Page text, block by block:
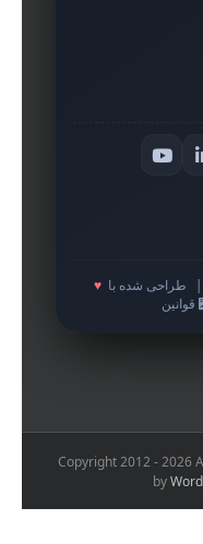
طراحی شده با ♥
قوانین
Copyright 2012 - 2026
by